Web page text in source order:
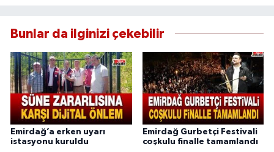
Bunlar da ilginizi çekebilir
Emirdağ’a erken uyarı
istasyonu kuruldu
Emirdağ Gurbetçi Festivali
coşkulu finalle tamamlandı